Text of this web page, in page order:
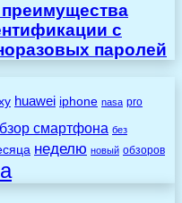
с
паролей
huawei iphone nasa pro
смартфона без
неделю новый обзоров